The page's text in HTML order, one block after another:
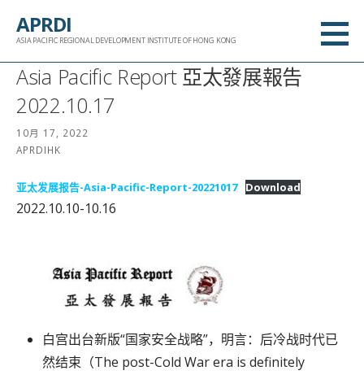
APRDI
ASIA PACIFIC REGIONAL DEVELOPMENT INSTITUTE OF HONG KONG
Asia Pacific Report 亞太發展報告
2022.10.17
10月 17, 2022
APRDIHK
亚太发展报告-Asia-Pacific-Report-20221017 Download
2022.10.10-10.16
白宫出台新版“国家安全战略”，明言：后冷战时代已
然结束（The post-Cold War era is definitely